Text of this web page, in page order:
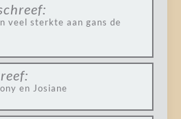
veel sterkte aan gans de
en Josiane